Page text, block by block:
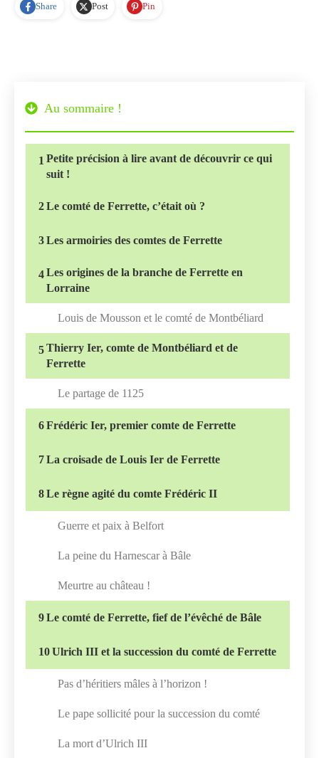
Share Post Pin
Au sommaire !
1 Petite précision à lire avant de découvrir ce qui
suit !
2Le comté de Ferrette, c’était où ?
3Les armoiries des comtes de Ferrette
4Les origines de la branche de Ferrette en
Lorraine
Louis de Mousson et le comté de Montbéliard
5Thierry Ier, comte de Montbéliard et de
Ferrette
Le partage de 1125
6Frédéric Ier, premier comte de Ferrette
7La croisade de Louis Ier de Ferrette
8Le règne agité du comte Frédéric II
Guerre et paix à Belfort
La peine du Harnescar à Bâle
Meurtre au château !
9Le comté de Ferrette, fief de l’évêché de Bâle
10Ulrich III et la succession du comté de Ferrette
Pas d’héritiers mâles à l’horizon !
Le pape sollicité pour la succession du comté
La mort d’Ulrich III